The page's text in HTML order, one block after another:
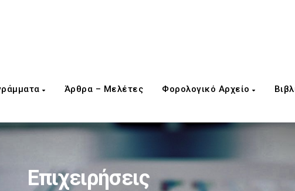
Άρθρα – Μελέτες Φορολογικό Αρχείο
Επιχειρήσεις